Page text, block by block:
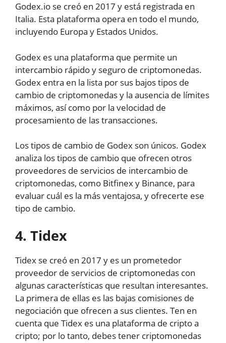
Godex.io se creó en 2017 y está registrada en
Italia. Esta plataforma opera en todo el mundo,
incluyendo Europa y Estados Unidos.
Godex es una plataforma que permite un
intercambio rápido y seguro de criptomonedas.
Godex entra en la lista por sus bajos tipos de
cambio de criptomonedas y la ausencia de límites
máximos, así como por la velocidad de
procesamiento de las transacciones.
Los tipos de cambio de Godex son únicos. Godex
analiza los tipos de cambio que ofrecen otros
proveedores de servicios de intercambio de
criptomonedas, como Bitfinex y Binance, para
evaluar cuál es la más ventajosa, y ofrecerte ese
tipo de cambio.
4. Tidex
Tidex se creó en 2017 y es un prometedor
proveedor de servicios de criptomonedas con
algunas características que resultan interesantes.
La primera de ellas es las bajas comisiones de
negociación que ofrecen a sus clientes. Ten en
cuenta que Tidex es una plataforma de cripto a
cripto; por lo tanto, debes tener criptomonedas